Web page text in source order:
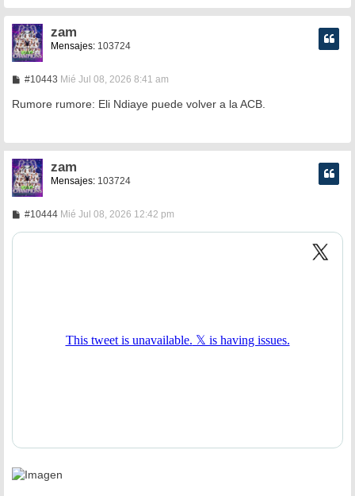
zam
Mensajes:103724
#10443M
n
e
Mié Jul 08, 2026 8:41 am
Rumore rumore: Eli Ndiaye puede volver a la ACB.
zam
Mensajes:103724
#10444M
n
Mié Jul 08, 2026 12:42 pm